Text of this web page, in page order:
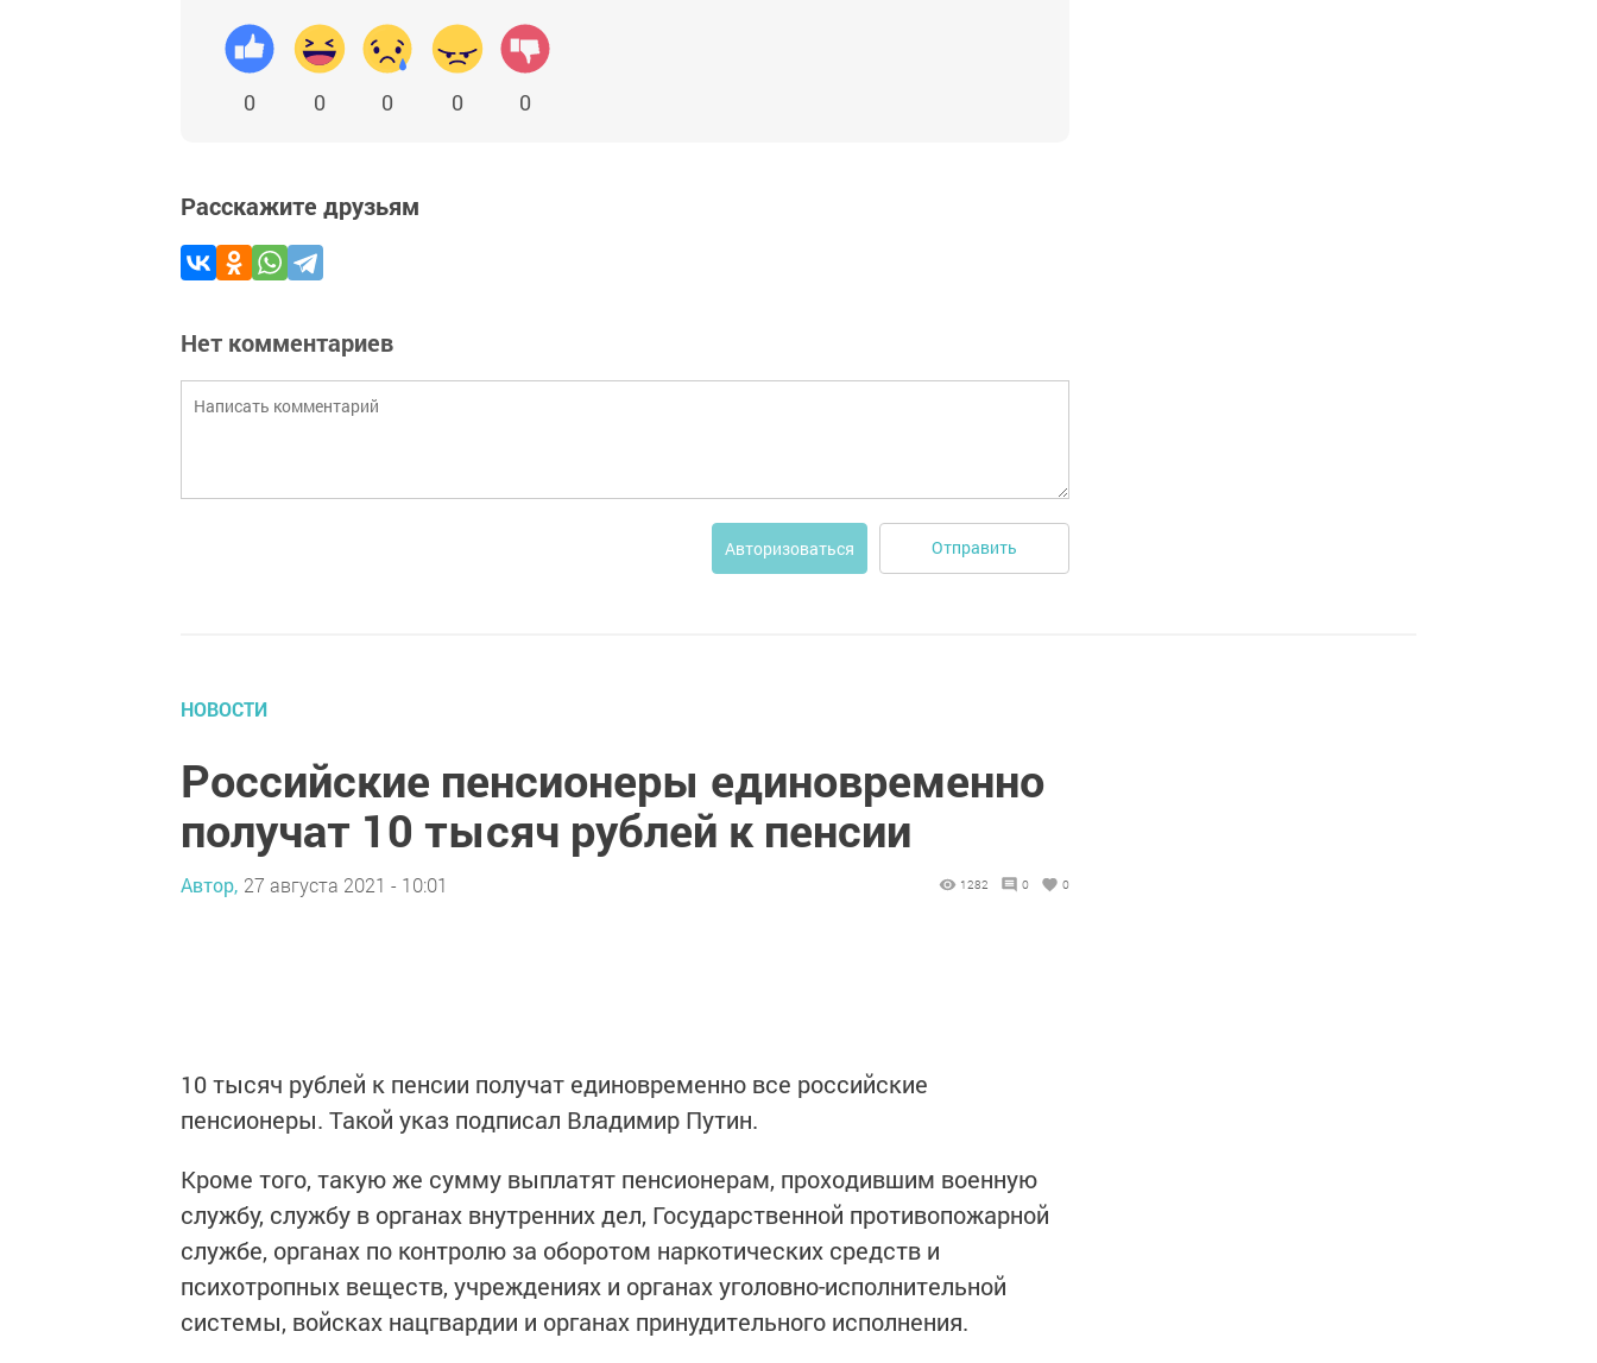
0 0 0 0 0
Расскажите друзьям
Нет комментариев
Авторизоваться Отправить
НОВОСТИ
Российские пенсионеры единовременно
получат 10 тысяч рублей к пенсии
Автор, 27 августа 2021 - 10:01 1282 0 0
10 тысяч рублей к пенсии получат единовременно все российские
пенсионеры. Такой указ подписал Владимир Путин.
Кроме того, такую же сумму выплатят пенсионерам, проходившим военную
службу, службу в органах внутренних дел, Государственной противопожарной
службе, органах по контролю за оборотом наркотических средств и
психотропных веществ, учреждениях и органах уголовно-исполнительной
системы, войсках нацгвардии и органах принудительного исполнения.